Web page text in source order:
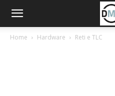
Home Hardware Reti e TLC